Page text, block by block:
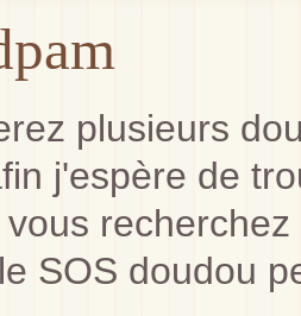
plusieurs
j'espère de
SOS doudou